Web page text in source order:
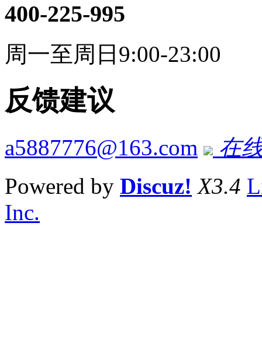
400-225-995
周一至周日9:00-23:00
反馈建议
a5887776@163.com
在
Powered by Discuz! X3.4
Inc.